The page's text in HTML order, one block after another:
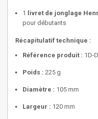
1 livret de jonglage
pour débutants
Récapitulatif technique :
Référence produit : 1D-
Poids : 225 g
Diamètre : 105 mm
Largeur : 120 mm